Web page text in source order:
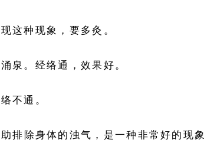
这种现象，要多灸。
泉。经络通，效果好。
不通。
排除身体的浊气，是一种非常好的现象